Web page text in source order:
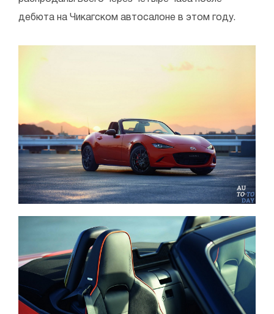
дебюта на Чикагском автосалоне в этом году.